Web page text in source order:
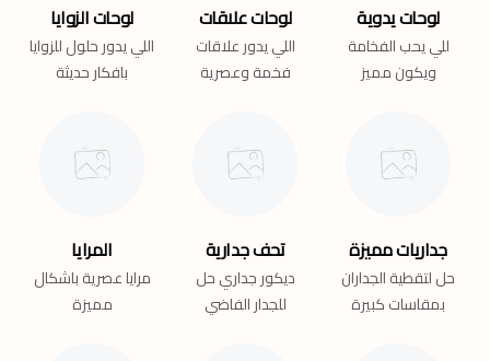
لوحات يدوية
للي يحب الفخامة
ويكون مميز
لوحات علاقات
اللي يدور علاقات
فخمة وعصرية
لوحات الزوايا
اللي يدور حلول للزوايا
بافكار حديثة
جداريات مميزة
حل لتقطية الجداران
بمقاسات كبيرة
تحف جدارية
ديكور جداري حل
للجدار الفاضي
المرايا
مرايا عصرية باشكال
مميزة